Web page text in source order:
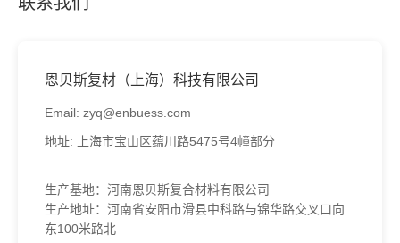
恩贝斯复材（上海）科技有限公司
Email: zyq@enbuess.com
地址: 上海市宝山区蕴川路5475号4幢部分
生产基地：河南恩贝斯复合材料有限公司
生产地址：河南省安阳市滑县中科路与锦华路交叉口向
东100米路北